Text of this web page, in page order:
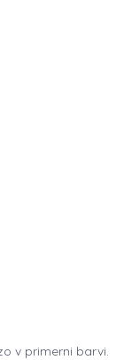
v primerni barvi.